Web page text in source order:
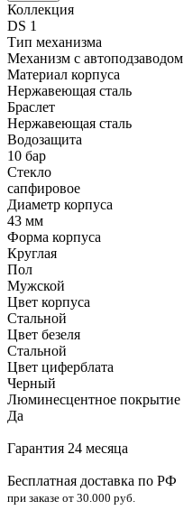
Коллекция
DS 1
Тип механизма
Механизм с автоподзаводом
Материал корпуса
Нержавеющая сталь
Браслет
Нержавеющая сталь
Водозащита
10 бар
Стекло
сапфировое
Диаметр корпуса
43 мм
Форма корпуса
Круглая
Пол
Мужской
Цвет корпуса
Стальной
Цвет безеля
Стальной
Цвет циферблата
Черный
Люминесцентное покрытие
Да
Гарантия 24 месяца
Бесплатная доставка по РФ
при заказе от 30.000 руб.